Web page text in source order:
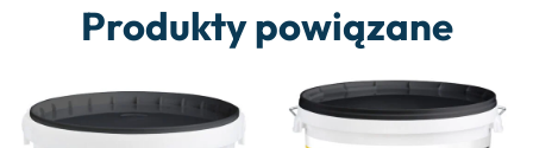
Produkty powiązane